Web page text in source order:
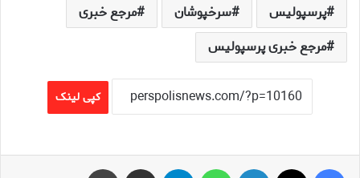
پرسپولیس سرخپوشان
مرجع خبری
مرجع خبری پرسپولیس
کپی لینک
فیس بوک لینکدین تلگرام اشتراک گذاری از طریق ایمیل